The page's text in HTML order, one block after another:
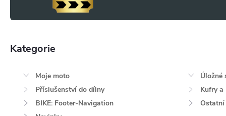
ý
p
i
Přeskočit
Kategorie
Moje moto Úložné
Příslušenství do dílny
Kufry a
BIKE: Footer-Navigation
Ostatní